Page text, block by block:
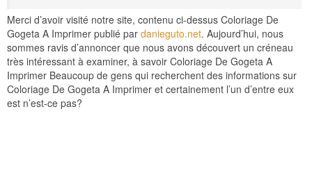
Merci d’avoir visité notre site, contenu ci-dessus Coloriage De
Gogeta A Imprimer publié par danieguto.net. Aujourd’hui, nous
sommes ravis d’annoncer que nous avons découvert un créneau
très intéressant à examiner, à savoir Coloriage De Gogeta A
Imprimer Beaucoup de gens qui recherchent des informations sur
Coloriage De Gogeta A Imprimer et certainement l’un d’entre eux
est n’est-ce pas?